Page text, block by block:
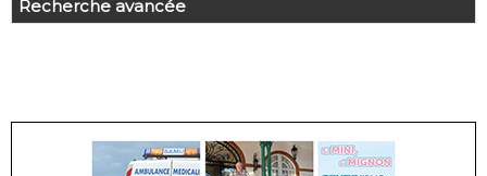
Recherche avancée